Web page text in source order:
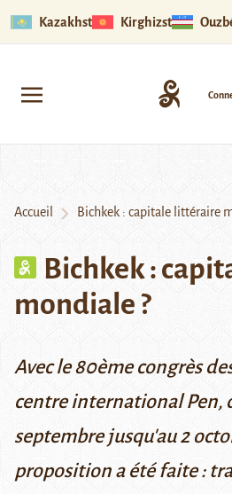
Kazakhstan Kirghizstan
Accueil Bichkek : capitale littéraire
Bichkek :
mondiale ?
Avec le 80ème congrès
centre international Pen,
septembre jusqu'au 2
proposition a été faite :